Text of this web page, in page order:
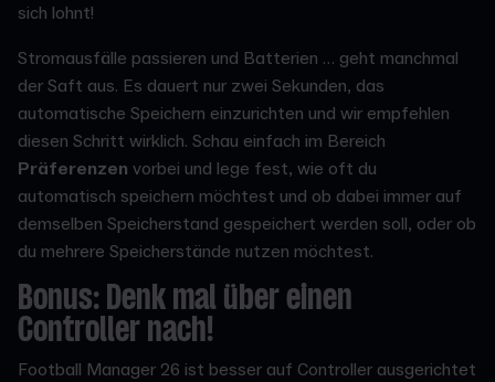
sich lohnt!
Stromausfälle passieren und Batterien … geht manchmal
der Saft aus. Es dauert nur zwei Sekunden, das
automatische Speichern einzurichten und wir empfehlen
diesen Schritt wirklich. Schau einfach im Bereich
Präferenzen vorbei und lege fest, wie oft du
automatisch speichern möchtest und ob dabei immer auf
demselben Speicherstand gespeichert werden soll, oder ob
du mehrere Speicherstände nutzen möchtest.
Bonus: Denk mal über einen
Controller nach!
Football Manager 26 ist besser auf Controller ausgerichtet